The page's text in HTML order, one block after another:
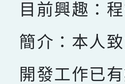
目前興趣：
簡介：本人
開發工作已